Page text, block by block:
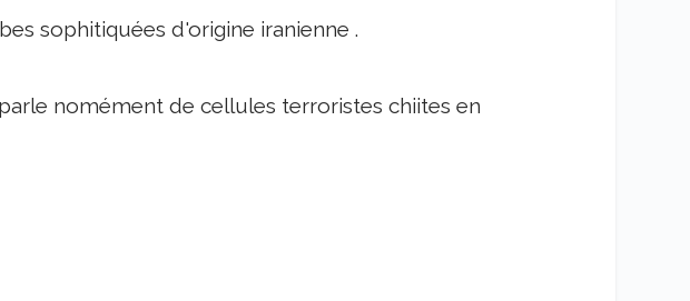
sophitiquées d'origine iranienne .
nomément de cellules terroristes chiites en